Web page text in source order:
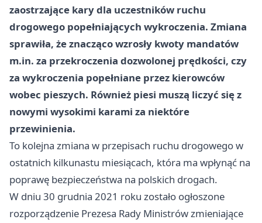
zaostrzające kary dla uczestników ruchu
drogowego popełniających wykroczenia. Zmiana
sprawiła, że znacząco wzrosły kwoty mandatów
m.in. za przekroczenia dozwolonej prędkości, czy
za wykroczenia popełniane przez kierowców
wobec pieszych. Również piesi muszą liczyć się z
nowymi wysokimi karami za niektóre
przewinienia.
To kolejna zmiana w przepisach ruchu drogowego w
ostatnich kilkunastu miesiącach, która ma wpłynąć na
poprawę bezpieczeństwa na polskich drogach.
W dniu 30 grudnia 2021 roku zostało ogłoszone
rozporządzenie Prezesa Rady Ministrów zmieniające